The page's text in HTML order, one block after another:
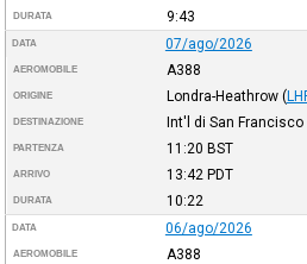
DURATA 9:43
DATA 07/ago/2026
AEROMOBILE A388
ORIGINE Londra-Heathrow (
DESTINAZIONE Int'l di San Francisco
PARTENZA 11:20 BST
ARRIVO 13:42 PDT
DURATA 10:22
DATA 06/ago/2026
AEROMOBILE A388